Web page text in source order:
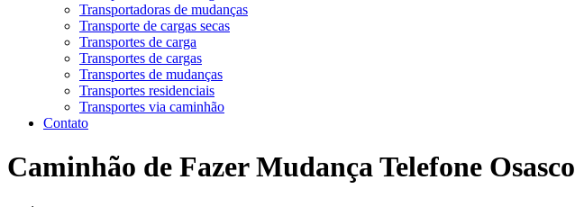
Transportadoras de mudanças
Transporte de cargas secas
Transportes de carga
Transportes de cargas
Transportes de mudanças
Transportes residenciais
Transportes via caminhão
Contato
Caminhão de Fazer Mudança Telefone Osasco